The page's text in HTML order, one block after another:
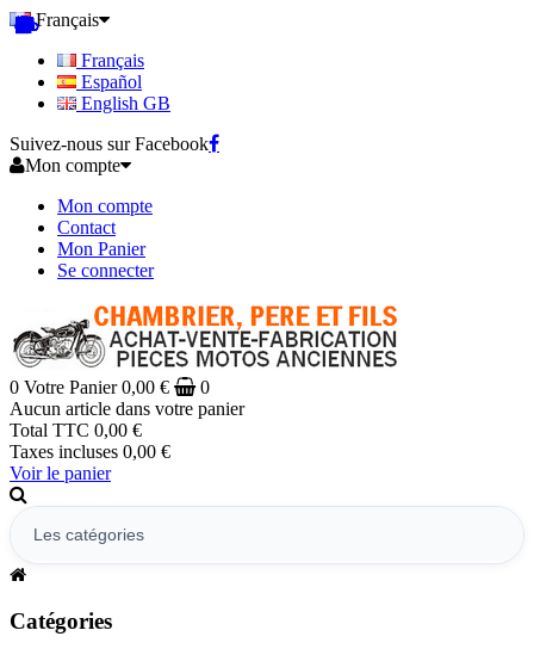
Français
Français
Español
English GB
Suivez-nous sur Facebook
Mon compte
Mon compte
Contact
Mon Panier
Se connecter
0 Votre Panier 0,00 €
0
Aucun article dans votre panier
Total TTC 0,00 €
Taxes incluses 0,00 €
Voir le panier
Catégories